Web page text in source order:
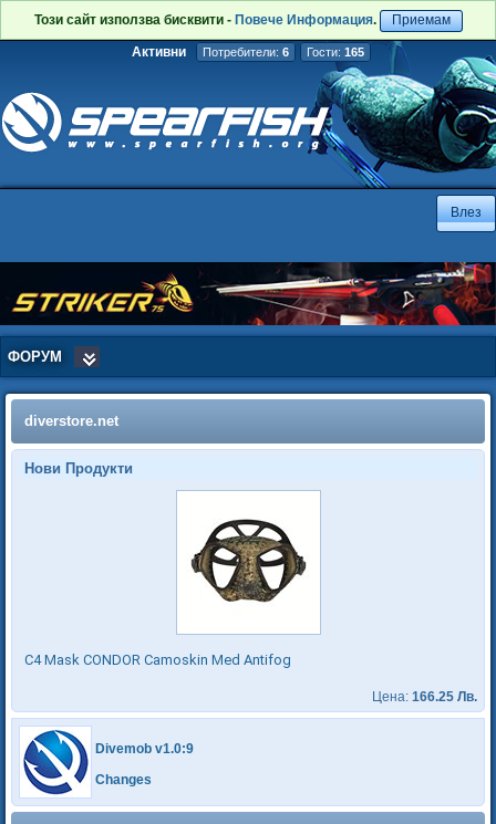
Този сайт използва бисквити - Повече Информация. Приемам
Активни Потребители: 6 Гости: 165
ФОРУМ
diverstore.net
Нови Продукти
C4 Mask CONDOR Camoskin Med Antifog
Цена: 166.25 Лв.
Divemob v1.0:9
Changes